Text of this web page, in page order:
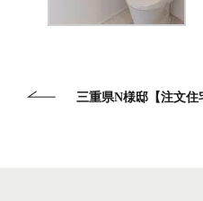
三重県N様邸【注文住